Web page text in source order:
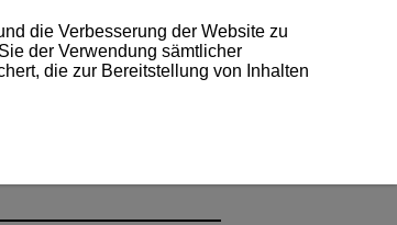
die Verbesserung der Website zu
der Verwendung sämtlicher
die zur Bereitstellung von Inhalten